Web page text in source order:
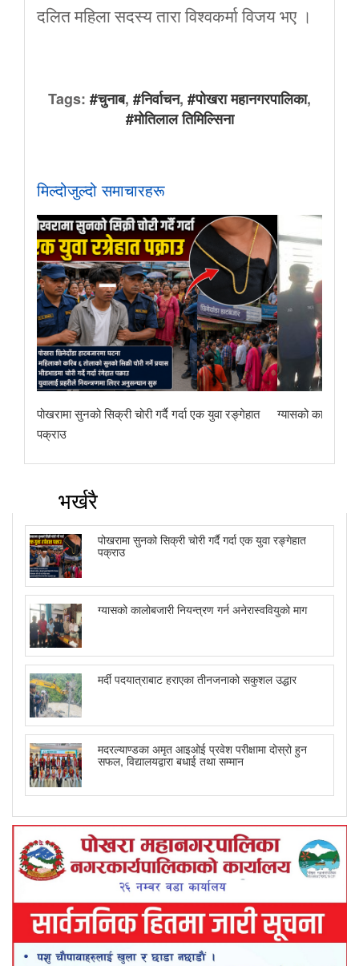
दलित महिला सदस्य तारा विश्वकर्मा विजय भए ।
Tags: #चुनाब, #निर्वाचन, #पोखरा महानगरपालिका,
#मोतिलाल तिमिल्सिना
मिल्दोजुल्दो समाचारहरू
पोखरामा सुनको सिक्री चोरी गर्दै गर्दा एक युवा रङ्गेहात
पक्राउ
ग्यासको
भर्खरै
पोखरामा सुनको सिक्री चोरी गर्दै गर्दा एक युवा रङ्गेहात
पक्राउ
ग्यासको कालोबजारी नियन्त्रण गर्न अनेरास्ववियुको माग
मर्दी पदयात्राबाट हराएका तीनजनाको सकुशल उद्धार
मदरल्याण्डका अमृत आइओई प्रवेश परीक्षामा दोस्रो हुन
सफल, विद्यालयद्वारा बधाई तथा सम्मान